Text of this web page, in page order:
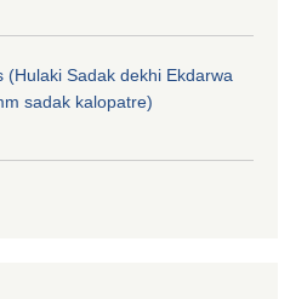
(Hulaki Sadak dekhi Ekdarwa
sadak kalopatre)